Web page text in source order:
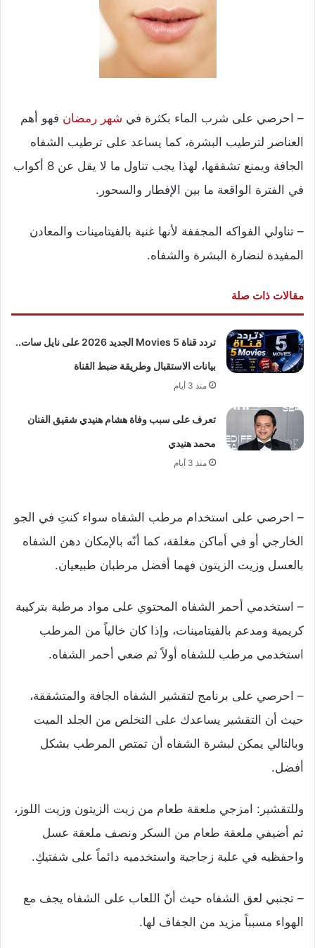
– احرصي على شرب الماء بكثرة في شهر رمضان فهو أهم
العناصر لترطيب البشرة، كما يساعد على ترطيب الشفاه
الجافة ويمنع تشققها، لهذا يجب تناول ما لا يقل عن 8 أكواب
في الفترة الواقعة ما بين الإفطار والسحور.
– تناولي الفواكه المجففة لأنها غنية بالفيتامينات والمعادن
المفيدة لنضارة البشرة والشفاه.
مقالات ذات صلة
تردد قناة 5 Movies الجديد 2026 على نايل سات..
بيانات الاستقبال وطريقة ضبط القناة
منذ 3 أيام
تعرف على سبب وفاة هشام هنيدي شقيق الفنان
محمد هنيدي
منذ 3 أيام
– احرصي على استخدام مرطب الشفاه سواء كنتِ في الجو
الخارجي أو في أماكن مغلقة، كما أنّه بالإمكان دهن الشفاه
بالعسل وزيت الزيتون فهما أفضل مرطبان طبيعيان.
– استخدمي أحمر الشفاه المحتوي على مواد مرطبة بتركيبة
كريمية ومدعم بالفيتامينات، وإذا كان خالياً من المرطب
استخدمي مرطب للشفاه أولاً ثم ضعي أحمر الشفاه.
– احرصي على برنامج لتقشير الشفاه الجافة والمتشققة،
حيث أن التقشير يساعدك على التخلص من الجلد الميت
وبالتالي يمكن لبشرة الشفاه أن تمتص المرطب بشكل
أفضل.
وللتقشير: امزجي ملعقة طعام من زيت الزيتون وزيت اللوز،
ثم أضيفي ملعقة طعام من السكر ونصف ملعقة عسل
واحفظيه في علبة زجاجية واستخدميه دائماً على شفتيكِ.
– تجنبي لعق الشفاه حيث أنّ اللعاب على الشفاه يجف مع
الهواء مسبباً مزيد من الجفاف لها.